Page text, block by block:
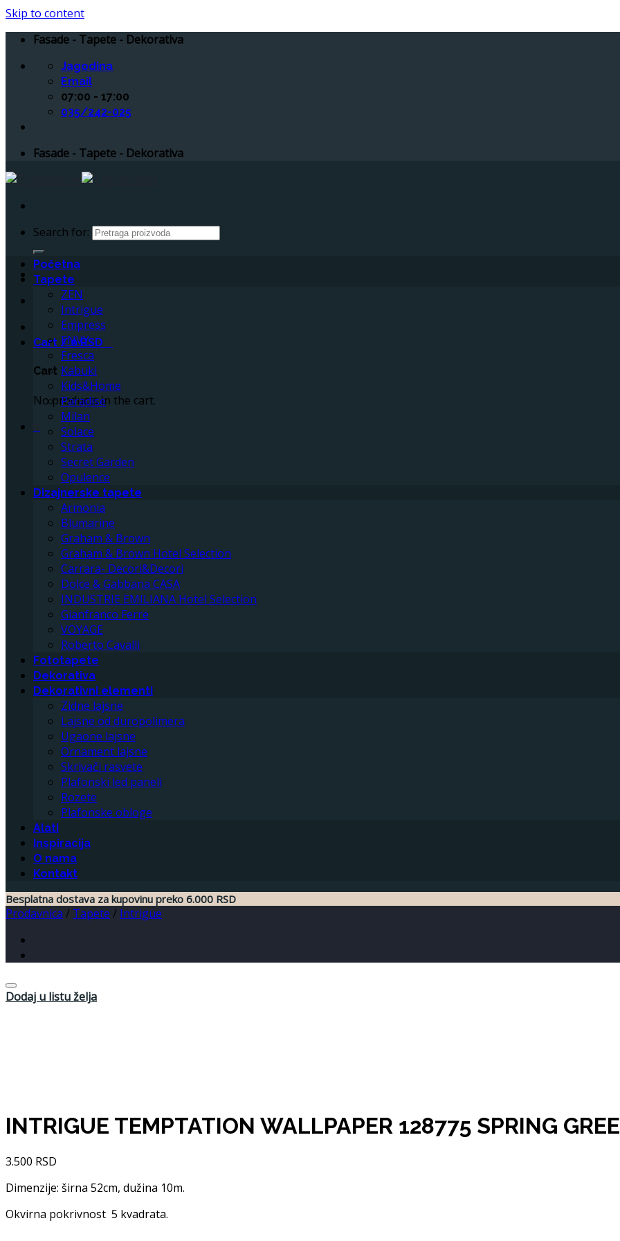
Skip to content
Fasade - Tapete - Dekorativa
Jagodina
Email
07:00 - 17:00
035/242-025
Fasade - Tapete - Dekorativa
Search for:
Cart /0RSD
Cart
No products in the cart.
Početna
Tapete
ZEN
Intrigue
Empress
ENVY
Fresca
Kabuki
Kids&Home
Paradise
Milan
Solace
Strata
Secret Garden
Opulence
Dizajnerske tapete
Armonia
Blumarine
Graham & Brown
Graham & Brown Hotel Selection
Carrara- Decori&Decori
Dolce & Gabbana CASA
INDUSTRIE EMILIANA Hotel Selection
Gianfranco Ferre
VOYAGE
Roberto Cavalli
Fototapete
Dekorativa
Dekorativni elementi
Zidne lajsne
Lajsne od duropolimera
Ugaone lajsne
Ornament lajsne
Skrivači rasvete
Plafonski led paneli
Rozete
Plafonske obloge
Alati
Inspiracija
O nama
Kontakt
Besplatna dostava za kupovinu preko 6.000 RSD
Prodavnica / Tapete / Intrigue
Dodaj u listu želja
INTRIGUE TEMPTATION WALLPAPER 128775 SPRING
3.500 RSD
Dimenzije: širna 52cm, dužina 10m.
Okvirna pokrivnost 5 kvadrata.